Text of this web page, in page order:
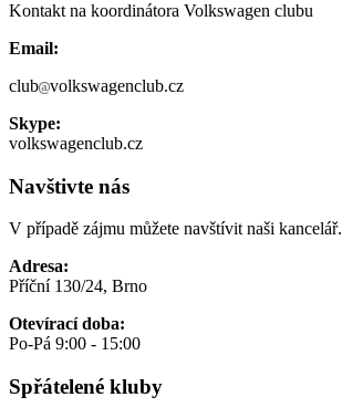
Kontakt na koordinátora Volkswagen clubu
Email:
club volkswagenclub.cz
Skype:
volkswagenclub.cz
Navštivte nás
V případě zájmu můžete navštívit naši kancelář.
Adresa:
Příční 130/24, Brno
Otevírací doba:
Po-Pá 9:00 - 15:00
Spřátelené kluby